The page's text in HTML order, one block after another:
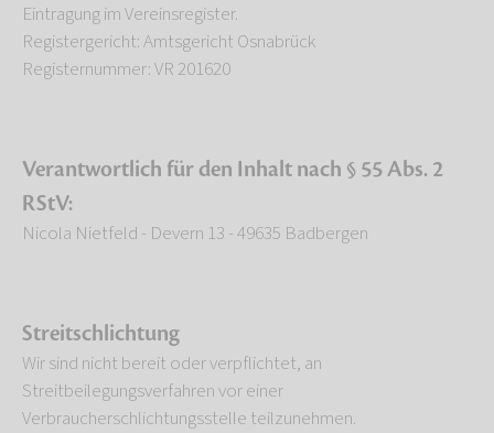
Eintragung im Vereinsregister.
Registergericht: Amtsgericht Osnabrück
Registernummer: VR 201620
Verantwortlich für den Inhalt nach § 55 Abs. 2
RStV:
Nicola Nietfeld - Devern 13 - 49635 Badbergen
Streitschlichtung
Wir sind nicht bereit oder verpflichtet, an
Streitbeilegungsverfahren vor einer
Verbraucherschlichtungsstelle teilzunehmen.